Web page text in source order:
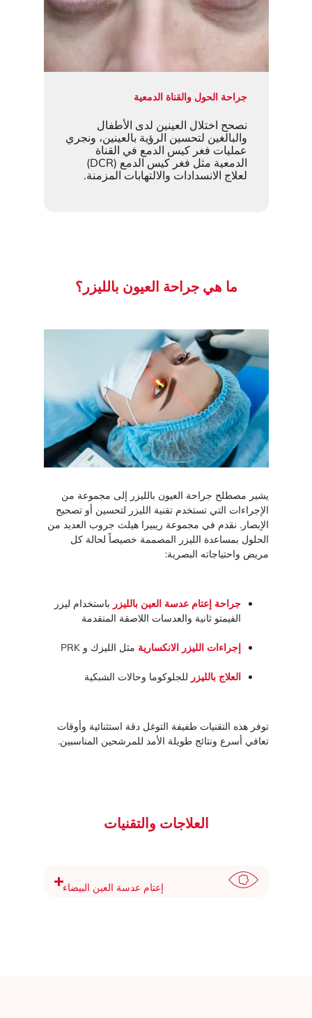
جراحة الحول والقناة الدمعية
نصحح اختلال العينين لدى الأطفال
والبالغين لتحسين الرؤية بالعينين، ونجري
عمليات فغر كيس الدمع في القناة
الدمعية مثل فغر كيس الدمع (DCR)
لعلاج الانسدادات والالتهابات المزمنة.
ما هي جراحة العيون بالليزر؟
يشير مصطلح جراحة العيون بالليزر إلى مجموعة من
الإجراءات التي تستخدم تقنية الليزر لتحسين أو تصحيح
الإبصار. نقدم في مجموعة ريبيرا هيلث جروب العديد من
الحلول بمساعدة الليزر المصممة خصيصاً لحالة كل
مريض واحتياجاته البصرية:
جراحة إعتام عدسة العين بالليزر باستخدام ليزر
الفيمتو ثانية والعدسات اللاصقة المتقدمة
إجراءات الليزر الانكسارية مثل الليزك و PRK
العلاج بالليزر للجلوكوما وحالات الشبكية
توفر هذه التقنيات طفيفة التوغل دقة استثنائية وأوقات
تعافي أسرع ونتائج طويلة الأمد للمرشحين المناسبين.
العلاجات والتقنيات
إعتام عدسة العين البيضاء